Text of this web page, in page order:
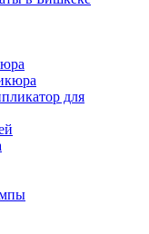
для